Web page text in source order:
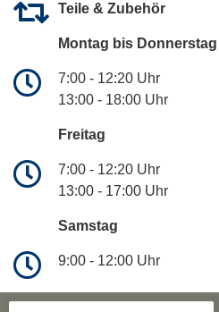
Teile & Zubehör
Montag bis Donnerstag
7:00 - 12:20 Uhr
13:00 - 18:00 Uhr
Freitag
7:00 - 12:20 Uhr
13:00 - 17:00 Uhr
Samstag
9:00 - 12:00 Uhr